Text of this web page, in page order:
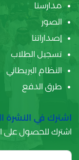
مدارسنا
الصور
إصداراتنا
تسجيل الطلاب
النظام البريطاني
طرق الدفع
اشترك في النشرة
اشترك للحصول على